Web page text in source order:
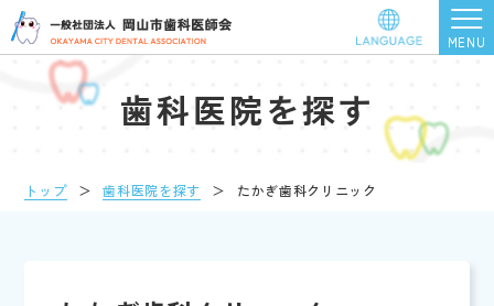
歯科医院を探す
トップ ＞ 歯科医院を探す ＞ たかぎ歯科クリニック